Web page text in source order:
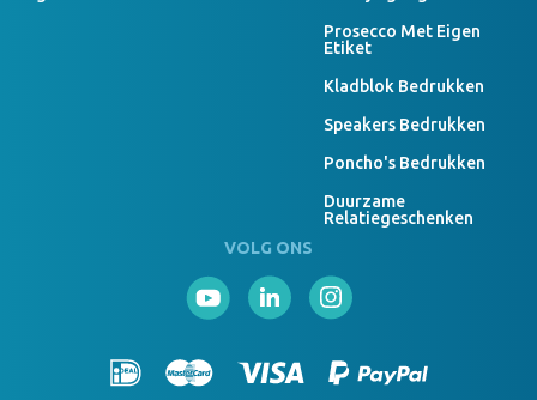
Prosecco Met Eigen
Etiket
Kladblok Bedrukken
Speakers Bedrukken
Poncho's Bedrukken
Duurzame
Relatiegeschenken
VOLG ONS